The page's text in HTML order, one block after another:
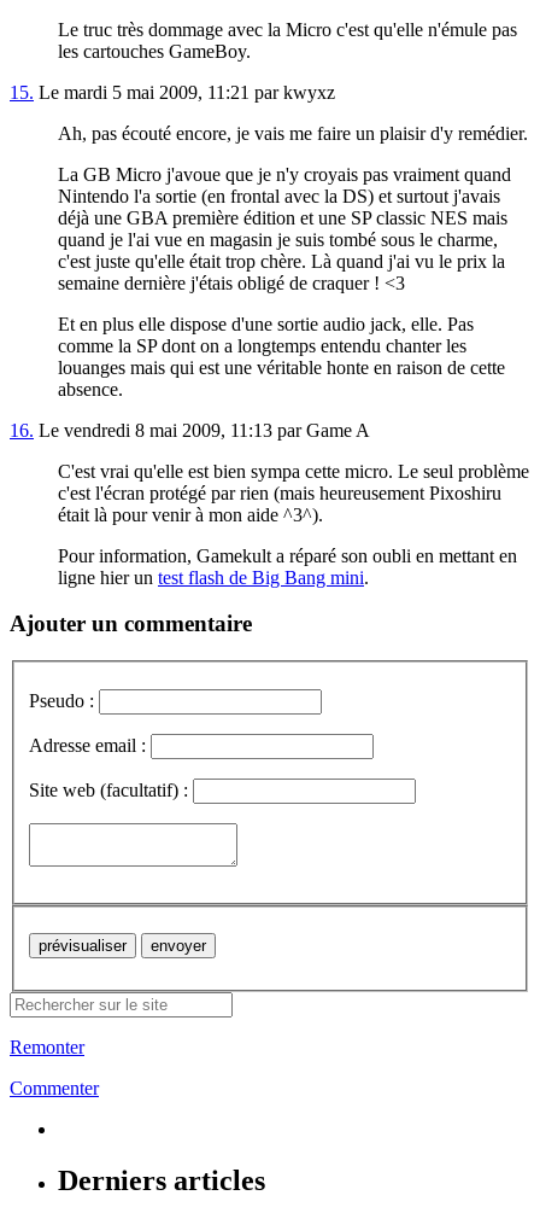
Le truc très dommage avec la Micro c'est qu'elle n'émule pas
les cartouches GameBoy.
15. Le mardi 5 mai 2009, 11:21 par kwyxz
Ah, pas écouté encore, je vais me faire un plaisir d'y remédier.
La GB Micro j'avoue que je n'y croyais pas vraiment quand
Nintendo l'a sortie (en frontal avec la DS) et surtout j'avais
déjà une GBA première édition et une SP classic NES mais
quand je l'ai vue en magasin je suis tombé sous le charme,
c'est juste qu'elle était trop chère. Là quand j'ai vu le prix la
semaine dernière j'étais obligé de craquer ! <3
Et en plus elle dispose d'une sortie audio jack, elle. Pas
comme la SP dont on a longtemps entendu chanter les
louanges mais qui est une véritable honte en raison de cette
absence.
16. Le vendredi 8 mai 2009, 11:13 par Game A
C'est vrai qu'elle est bien sympa cette micro. Le seul problème
c'est l'écran protégé par rien (mais heureusement Pixoshiru
était là pour venir à mon aide ^3^).
Pour information, Gamekult a réparé son oubli en mettant en
ligne hier un test flash de Big Bang mini.
Ajouter un commentaire
Pseudo :
Adresse email :
Site web (facultatif) :
Remonter
Commenter
Derniers articles